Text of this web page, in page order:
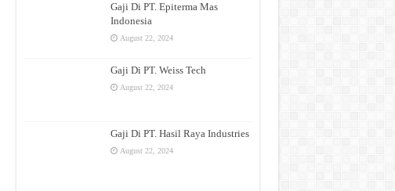
Gaji Di PT. Epiterma Mas
Indonesia
August 22, 2024
Gaji Di PT. Weiss Tech
August 22, 2024
Gaji Di PT. Hasil Raya Industries
August 22, 2024